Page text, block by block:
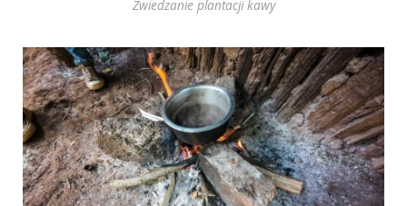
Zwiedzanie plantacji kawy